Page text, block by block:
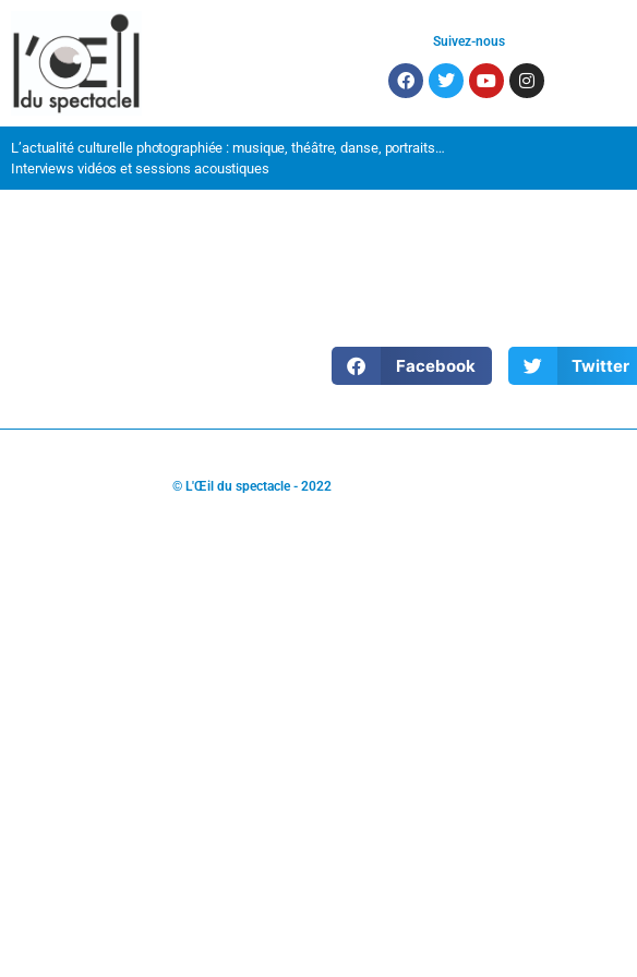
Suivez-nous
L’actualité culturelle photographiée : musique, théâtre, danse, portraits…
Interviews vidéos et sessions acoustiques
Facebook
Twitter
© L'Œil du spectacle - 2022